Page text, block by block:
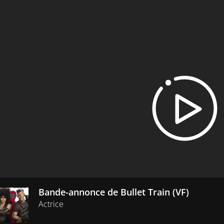
Bande-annonce de Bullet Train (VF)
Actrice